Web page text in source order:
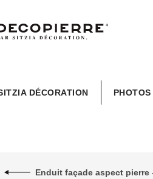
DÉCORATION PHOTOS
Enduit façade aspect pierre